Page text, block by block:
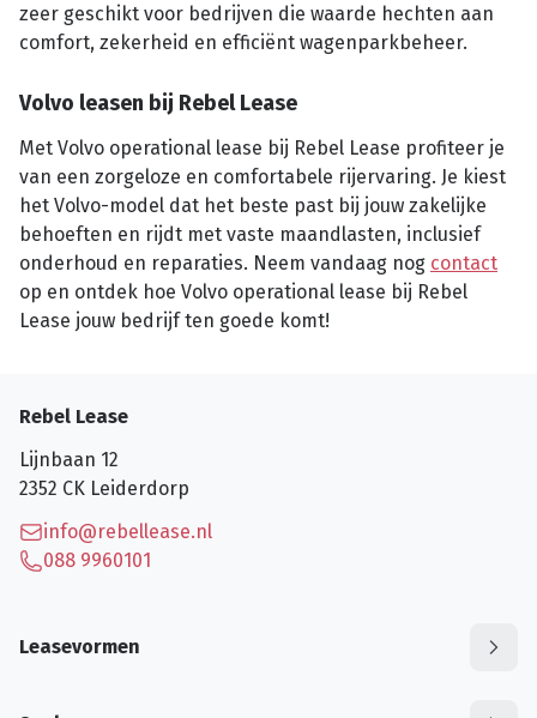
zeer geschikt voor bedrijven die waarde hechten aan
comfort, zekerheid en efficiënt wagenparkbeheer.
Volvo leasen bij Rebel Lease
Met Volvo operational lease bij Rebel Lease profiteer je
van een zorgeloze en comfortabele rijervaring. Je kiest
het Volvo-model dat het beste past bij jouw zakelijke
behoeften en rijdt met vaste maandlasten, inclusief
onderhoud en reparaties. Neem vandaag nog contact
op en ontdek hoe Volvo operational lease bij Rebel
Lease jouw bedrijf ten goede komt!
Rebel Lease
Lijnbaan 12
2352 CK Leiderdorp
info@rebellease.nl
088 9960101
Leasevormen